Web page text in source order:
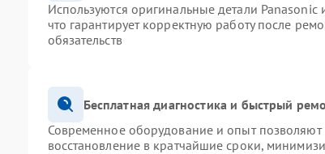
Используются оригинальные детали
что гарантирует корректную работу после
обязательств
Бесплатная диагностика и быстрый
Современное оборудование и опыт позволяют
восстановление в кратчайшие сроки,